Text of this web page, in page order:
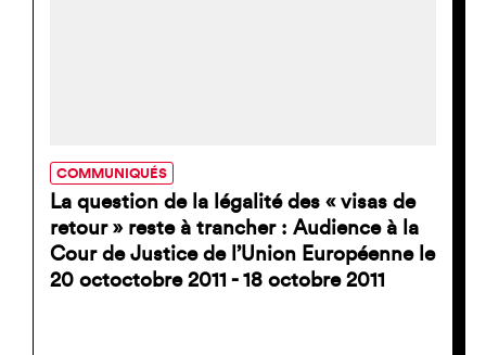
COMMUNIQUÉS
La question de la légalité des « visas de
retour » reste à trancher : Audience à la
Cour de Justice de l’Union Européenne le
20 octoctobre 2011 - 18 octobre 2011